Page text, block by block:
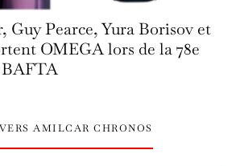
Guy Pearce, Yura Borisov et
OMEGA lors de la 78e
BAFTA
AMILCAR CHRONOS